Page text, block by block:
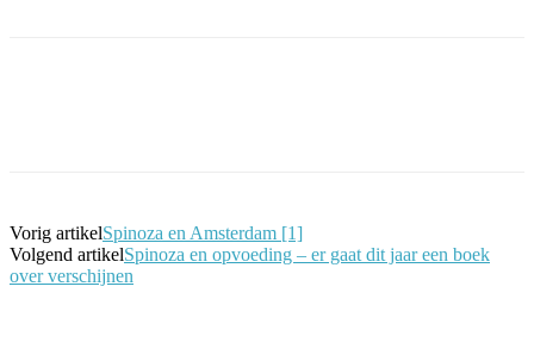
Vorig artikelSpinoza en Amsterdam [1]
Volgend artikelSpinoza en opvoeding – er gaat dit jaar een boek
over verschijnen